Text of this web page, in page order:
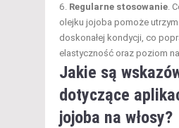
Regularne stosowanie .
olejku jojoba pomoże
doskonałej kondycji, co
elastyczność oraz poziom
Jakie są
dotyczące
jojoba na włosy?